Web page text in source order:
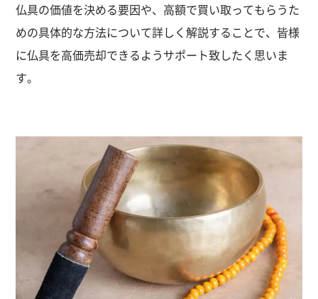
仏具の価値を決める要因や、高額で買い取ってもらうた
めの具体的な方法について詳しく解説することで、皆様
に仏具を高価売却できるようサポート致したく思いま
す。